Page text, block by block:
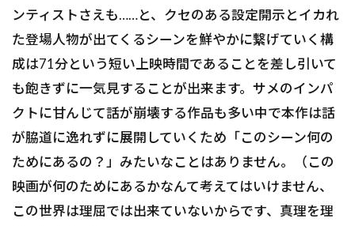
ンティストさえも……と、クセのある設定開示とイカれ
た登場人物が出てくるシーンを鮮やかに繋げていく構
成は71分という短い上映時間であることを差し引いて
も飽きずに一気見することが出来ます。サメのインパ
クトに甘んじて話が崩壊する作品も多い中で本作は話
が脇道に逸れずに展開していくため「このシーン何の
ためにあるの？」みたいなことはありません。（この
映画が何のためにあるかなんて考えてはいけません、
この世界は理屈では出来ていないからです、真理を理